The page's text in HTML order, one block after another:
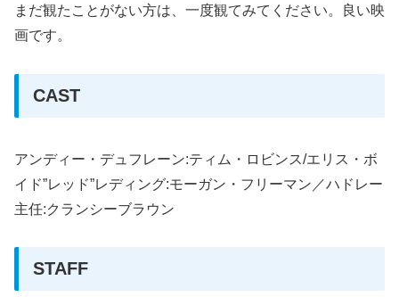
まだ観たことがない方は、一度観てみてください。良い映
画です。
CAST
アンディー・デュフレーン:ティム・ロビンス/エリス・ボ
イド”レッド”レディング:モーガン・フリーマン／ハドレー
主任:クランシーブラウン
STAFF